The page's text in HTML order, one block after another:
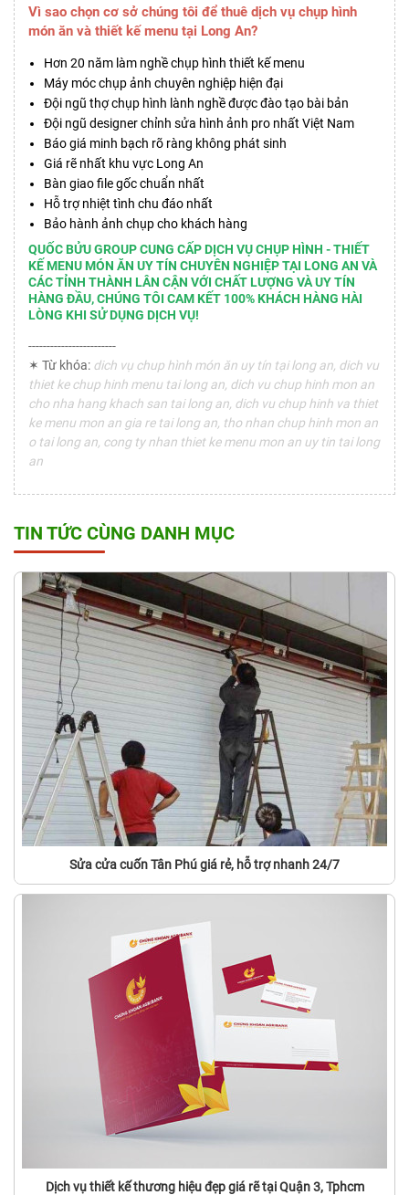
Vì sao chọn cơ sở chúng tôi để thuê dịch vụ chụp hình
món ăn và thiết kế menu tại Long An?
Hơn 20 năm làm nghề chụp hình thiết kế menu
Máy móc chụp ảnh chuyên nghiệp hiện đại
Đội ngũ thợ chụp hình lành nghề được đào tạo bài bản
Đội ngũ designer chỉnh sửa hình ảnh pro nhất Việt Nam
Báo giá minh bạch rõ ràng không phát sinh
Giá rẽ nhất khu vực Long An
Bàn giao file gốc chuẩn nhất
Hỗ trợ nhiệt tình chu đáo nhất
Bảo hành ảnh chụp cho khách hàng
QUỐC BỬU GROUP CUNG CẤP DỊCH VỤ CHỤP HÌNH - THIẾT
KẾ MENU MÓN ĂN UY TÍN CHUYÊN NGHIỆP TẠI LONG AN VÀ
CÁC TỈNH THÀNH LÂN CẬN VỚI CHẤT LƯỢNG VÀ UY TÍN
HÀNG ĐẦU, CHÚNG TÔI CAM KẾT 100% KHÁCH HÀNG HÀI
LÒNG KHI SỬ DỤNG DỊCH VỤ!
------------------------
✶ Từ khóa: dich vụ chup hình món ăn uy tín tại long an, dich vu
thiet ke chup hinh menu tai long an, dich vu chup hinh mon an
cho nha hang khach san tai long an, dich vu chup hinh va thiet
ke menu mon an gia re tai long an, tho nhan chup hinh mon an
o tai long an, cong ty nhan thiet ke menu mon an uy tin tai long
an
TIN TỨC CÙNG DANH MỤC
Sửa cửa cuốn Tân Phú giá rẻ, hỗ trợ nhanh 24/7
Dịch vụ thiết kế thương hiệu đẹp giá rẽ tại Quận 3, Tphcm